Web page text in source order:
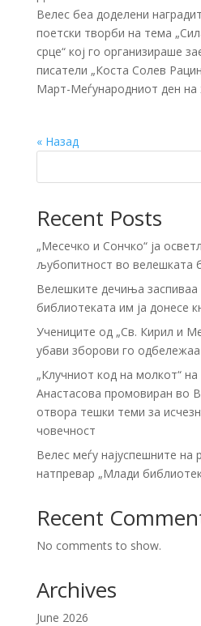
Велес беа доделени
поетски творби на тема
срце“ кој го организираше
писатели „Коста Солев
Март-Меѓународниот ден на
« Назад
Recent Posts
„Месечко и Сончко“ ја
љубопитност во велешката
Велешките дечиња заспиваа
библиотеката им ја донесе
Учениците од „Св. Кирил и
убави зборови го
„Клучниот код на молкот“
Анастасова промовиран во
отвора тешки теми за
човечност
Велес меѓу најуспешните на
натпревар „Млади
Recent
No comments to show.
Archives
June 2026